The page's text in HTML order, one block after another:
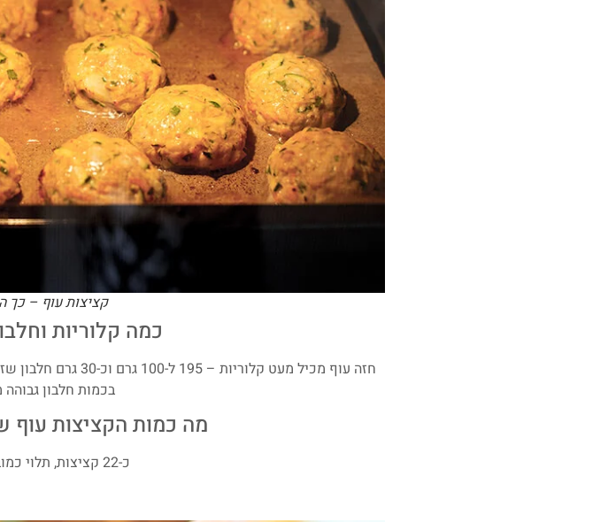
קציצות עוף – כך
כמה קלוריות
בכמות חלבון גבוהה
מה כמות הקציצות עוף
כ-22 קציצות, תלוי כמובן בגודל הקציצות.